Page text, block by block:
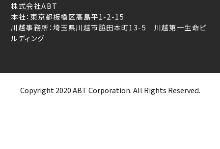
株式会社ABT
本社：東京都板橋区高島平1-2-15
川越事務所：埼玉県川越市脇田本町13-5 川越第一生命ビ
ルディング
Copyright 2020 ABT Corporation. All Rights Reserved.